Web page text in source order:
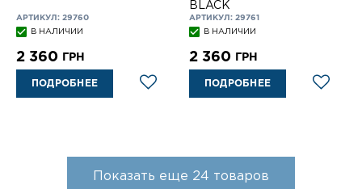
АРТИКУЛ: 29760
В НАЛИЧИИ
2 360 ГРН
ПОДРОБНЕЕ
BLACK
АРТИКУЛ: 29761
В НАЛИЧИИ
2 360 ГРН
ПОДРОБНЕЕ
Показать еще 24 товаров